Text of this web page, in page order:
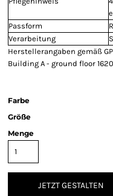
Passform
Verarbeitung
Herstellerangaben gemäß
Building A - ground floor
Farbe
Größe
Menge
JETZT GESTALTEN